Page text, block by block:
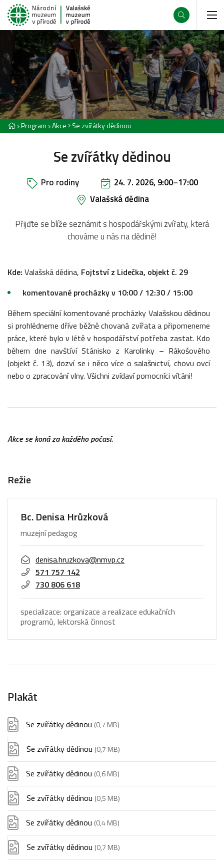
Program Akce Se zvířátky dědinou
Se zvířátky dědinou
Pro rodiny 24. 7. 2026, 9:00–17:00
Valašská dědina
Přijďte se blíže seznámit s hospodářskými zvířaty, která
chováme u nás na dědině!
Kde: Valašská dědina, Fojtství z Lidečka, objekt č. 29
komentované procházky v 10:00 / 12:30 / 15:00
Během speciální komentované procházky Valašskou dědinou
si prohlédneme dříve běžně chovaná zvířata a připomeneme
práce, které bylo v létě v hospodářství potřeba zastat. Kdo
během dne navštíví Stánisko z Karolinky – Rákošového
(objekt č. 13), dozví se i něco více o salašnictví, chovu ovcí
nebo o zpracování vlny. Všichni zvídaví pomocníci vítáni!
Akce se koná za každého počasí.
Režie
Bc. Denisa Hrůzková
muzejní pedagog
denisa.hruzkova@nmvp.cz
571 757 142
730 806 618
specializace: organizace a realizace edukačních
programů, lektorská činnost
Plakát
Se zvířátky dědinou (0,7 MB)
Se zvířátky dědinou (0,7 MB)
Se zvířátky dědinou (0,6 MB)
Se zvířátky dědinou (0,5 MB)
Se zvířátky dědinou (0,4 MB)
Se zvířátky dědinou (0,7 MB)